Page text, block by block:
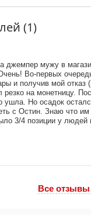
(1)
джемпер мужу в
Во-первых
и получив мой
резко на монетницу.
ушла. Но осадок
с Остин. Знаю что
3/4 позиции у
Все отзывы